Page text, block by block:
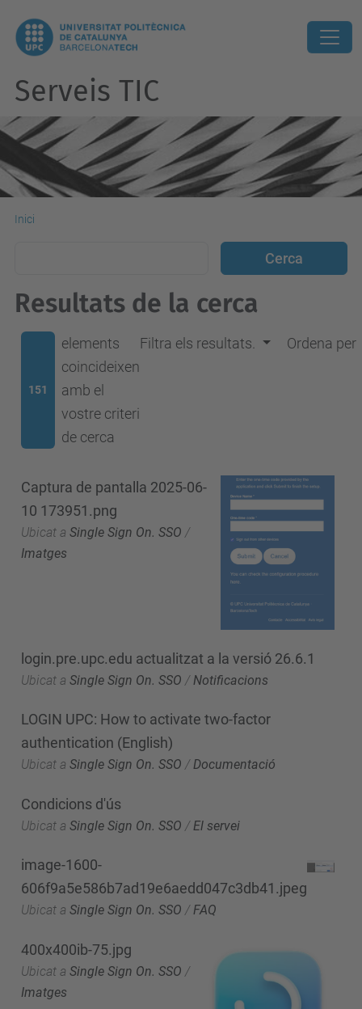
Serveis TIC
Inici
Resultats de la cerca
151
elements
coincideixen
amb el
vostre criteri
de cerca
Filtra els resultats. Ordena per
Captura de pantalla 2025-06-
10 173951.png
Ubicat a Single Sign On. SSO /
Imatges
login.pre.upc.edu actualitzat a la versió 26.6.1
Ubicat a Single Sign On. SSO / Notificacions
LOGIN UPC: How to activate two-factor
authentication (English)
Ubicat a Single Sign On. SSO /Documentació
Condicions d'ús
Ubicat a Single Sign On. SSO / El servei
image-1600-
606f9a5e586b7ad19e6aedd047c3db41.jpeg
Ubicat a Single Sign On. SSO /FAQ
400x400ib-75.jpg
Ubicat a Single Sign On. SSO /
Imatges